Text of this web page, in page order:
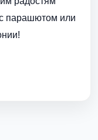
парашютом или